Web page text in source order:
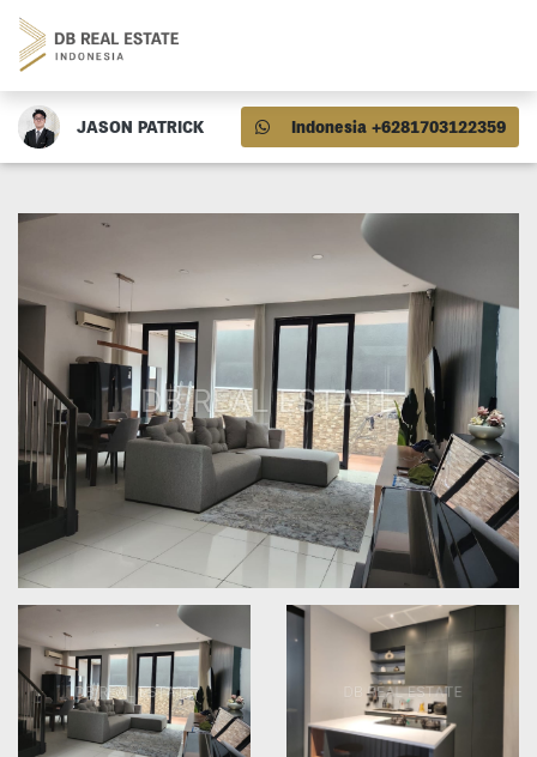
JASON PATRICK Indonesia +6281703122359